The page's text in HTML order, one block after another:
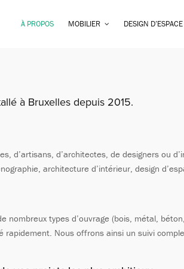
À PROPOS MOBILIER DESIGN D’ESPACE
à Bruxelles depuis 2015.
d’artisans, d’architectes, de designers ou
architecture d’intérieur, design
types d’ouvrage (bois, métal,
Nous offrons ainsi un suivi